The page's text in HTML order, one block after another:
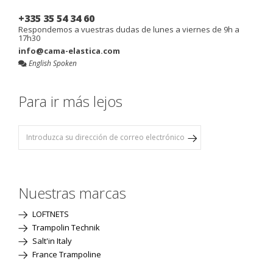
+335 35 54 34 60
Respondemos a vuestras dudas de lunes a viernes de 9h a
17h30
info@cama-elastica.com
English Spoken
Para ir más lejos
Nuestras marcas
LOFTNETS
Trampolin Technik
Salt'in Italy
France Trampoline